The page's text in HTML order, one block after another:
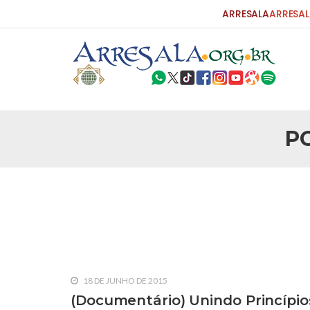
ARRESALA
ter entrado numa guerra cultural e religiosa de
18 DE JUNHO DE 2015
(Documentário) Unindo